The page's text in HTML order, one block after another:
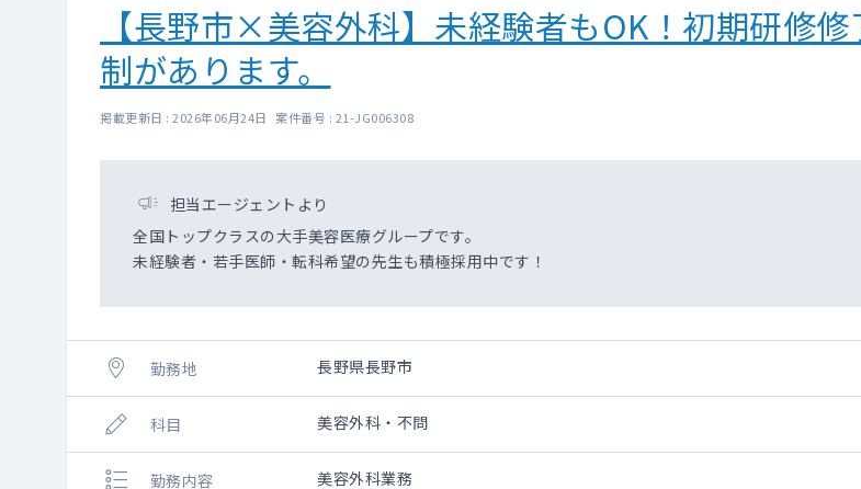
【長野市×美容外科】未経験者もOK！初期研修
制があります。
掲載更新日 : 2026年06月24日 案件番号 : 21-JG006308
担当エージェントより
全国トップクラスの大手美容医療グループです。
未経験者・若手医師・転科希望の先生も積極採用中です！
勤務地 長野県長野市
科目 美容外科・不問
勤務内容 美容外科業務